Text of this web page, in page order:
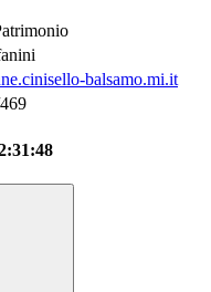
balsamo.mi.it